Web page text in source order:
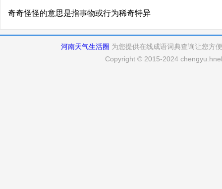
奇奇怪怪的意思是指事物或行为稀奇特异
河南天气生活圈 为您提供在线成语词典查询让您方
Copyright © 2015-2024